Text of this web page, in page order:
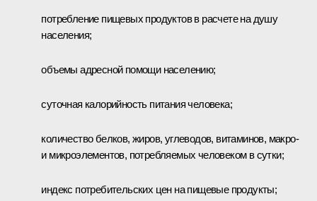
потребление пищевых продуктов в расчете на душу
населения;
объемы адресной помощи населению;
суточная калорийность питания человека;
количество белков, жиров, углеводов, витаминов, макро-
и микроэлементов, потребляемых человеком в сутки;
индекс потребительских цен на пищевые продукты;